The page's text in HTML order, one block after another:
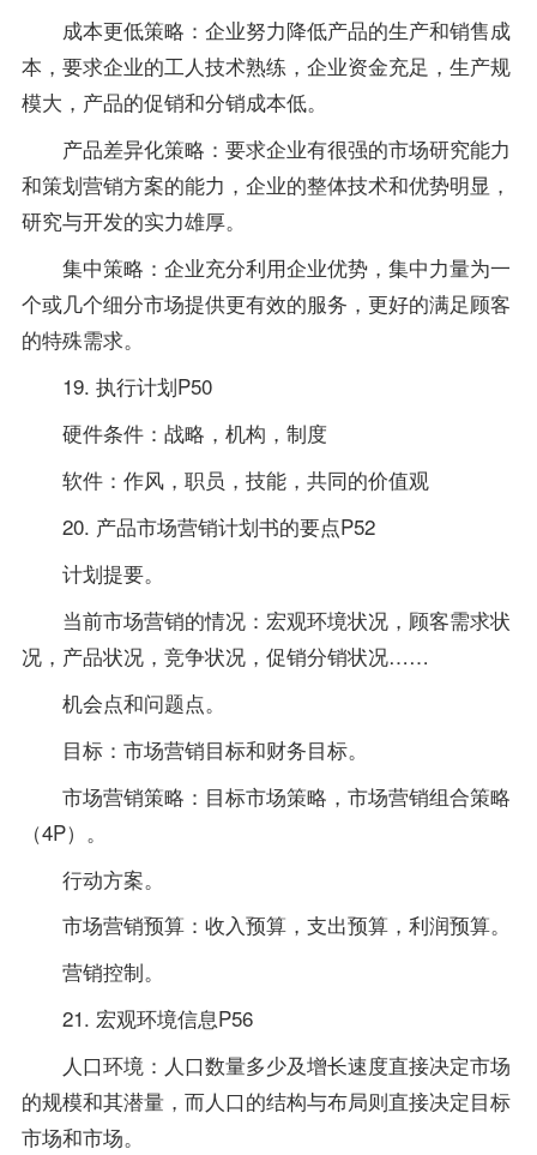
成本更低策略：企业努力降低产品的生产和销售成
本，要求企业的工人技术熟练，企业资金充足，生产规
模大，产品的促销和分销成本低。
产品差异化策略：要求企业有很强的市场研究能力
和策划营销方案的能力，企业的整体技术和优势明显，
研究与开发的实力雄厚。
集中策略：企业充分利用企业优势，集中力量为一
个或几个细分市场提供更有效的服务，更好的满足顾客
的特殊需求。
19. 执行计划P50
硬件条件：战略，机构，制度
软件：作风，职员，技能，共同的价值观
20. 产品市场营销计划书的要点P52
计划提要。
当前市场营销的情况：宏观环境状况，顾客需求状
况，产品状况，竞争状况，促销分销状况……
机会点和问题点。
目标：市场营销目标和财务目标。
市场营销策略：目标市场策略，市场营销组合策略
（4P）。
行动方案。
市场营销预算：收入预算，支出预算，利润预算。
营销控制。
21. 宏观环境信息P56
人口环境：人口数量多少及增长速度直接决定市场
的规模和其潜量，而人口的结构与布局则直接决定目标
市场和市场。